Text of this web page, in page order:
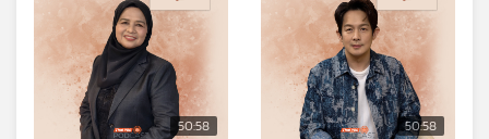
50:58 50:58